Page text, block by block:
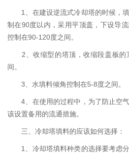
1、在建设逆流式冷却塔的时候，填
制在90度以内，采用平顶盖，下设导
控制在90-120度之间。
2、收缩型的塔顶，收缩段盖板的
间。
3、水填料倾角控制在5-8度之间。
4、在使用的过程中，为了防止空气
该设置备用的流通措施。
三、冷却塔填料的应该如何选择：
1、冷却塔填料种类的选择要考虑分